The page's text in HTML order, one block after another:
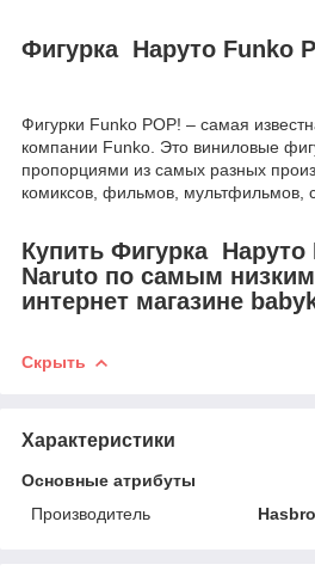
Фигурка Наруто Funko
Фигурки Funko POP! – самая
компании Funko. Это виниловые
пропорциями из самых разных
комиксов, фильмов, мультфильмов,
Купить Фигурка Наруто
Naruto по самым
интернет магазине
Скрыть
Характеристики
Основные атрибуты
Производитель
Hasbro